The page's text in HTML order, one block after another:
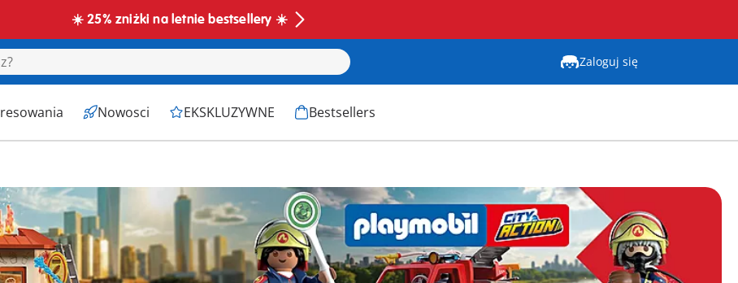
☀️ 25% zniżki na letnie bestsellery ☀️
Zaloguj się
Nowosci EKSKLUZYWNE Bestsellers